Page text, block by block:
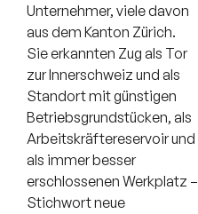
Unternehmer, viele davon
aus dem Kanton Zürich.
Sie erkannten Zug als Tor
zur Innerschweiz und als
Standort mit günstigen
Betriebsgrundstücken, als
Arbeitskräftereservoir und
als immer besser
erschlossenen Werkplatz –
Stichwort neue